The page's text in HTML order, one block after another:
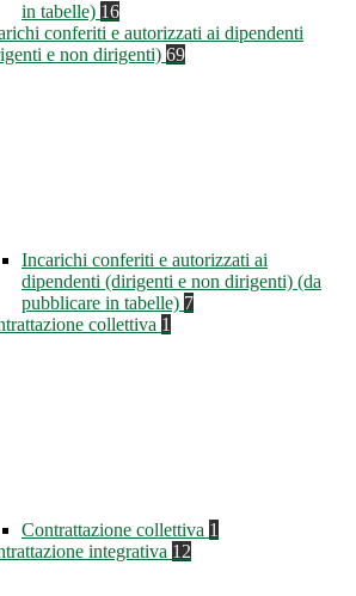
in tabelle) 16
conferiti e autorizzati ai dipendenti
e non dirigenti) 69
Incarichi conferiti e autorizzati ai
dipendenti (dirigenti e non dirigenti) (da
pubblicare in tabelle) 7
collettiva 1
Contrattazione collettiva 1
integrativa 12